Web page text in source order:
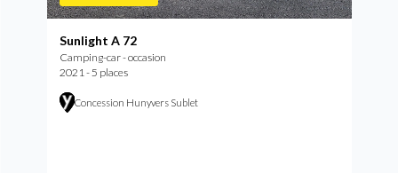
Sunlight A 72
Camping-car - occasion
2021 - 5 places
Concession Hunyvers Sublet